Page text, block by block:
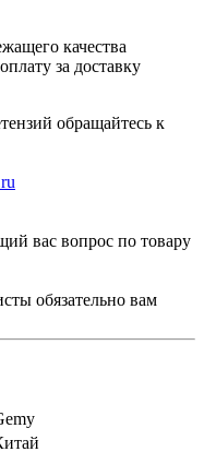
качества
за доставку
обращайтесь к
вас вопрос по товару
обязательно вам